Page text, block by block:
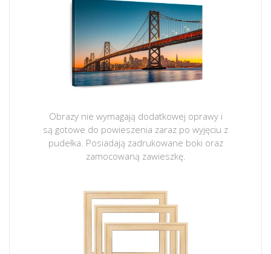
Obrazy nie wymagają dodatkowej oprawy i
są gotowe do powieszenia zaraz po wyjęciu z
pudełka. Posiadają zadrukowane boki oraz
zamocowaną zawieszkę.